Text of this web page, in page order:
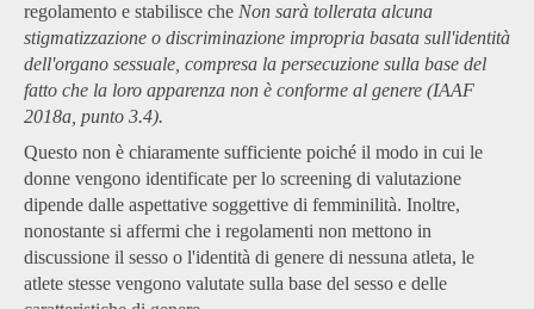
regolamento e stabilisce che Non sarà tollerata alcuna
stigmatizzazione o discriminazione impropria basata sull'identità
dell'organo sessuale, compresa la persecuzione sulla base del
fatto che la loro apparenza non è conforme al genere (IAAF
2018a, punto 3.4).
Questo non è chiaramente sufficiente poiché il modo in cui le
donne vengono identificate per lo screening di valutazione
dipende dalle aspettative soggettive di femminilità. Inoltre,
nonostante si affermi che i regolamenti non mettono in
discussione il sesso o l'identità di genere di nessuna atleta, le
atlete stesse vengono valutate sulla base del sesso e delle